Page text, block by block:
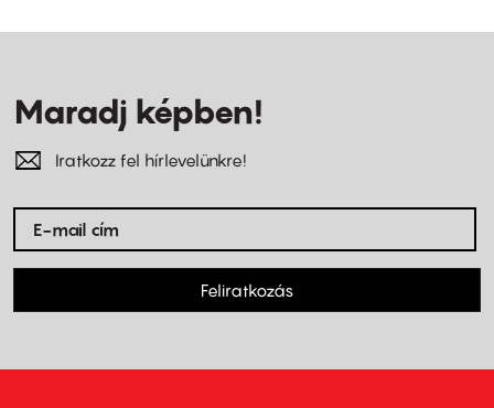
Maradj képben!
Iratkozz fel hírlevelünkre!
Feliratkozás